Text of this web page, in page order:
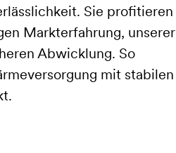
Sie profitieren
Markterfahrung, unserer
Abwicklung. So
mit stabilen